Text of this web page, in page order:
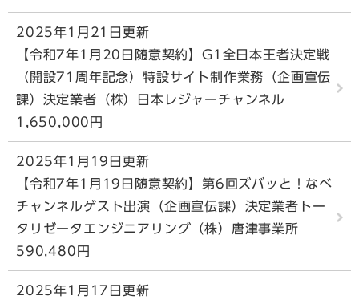
2025年1月21日更新
【令和7年1月20日随意契約】G1全日本王者決定戦
（開設71周年記念）特設サイト制作業務（企画宣伝
課）決定業者（株）日本レジャーチャンネル
1,650,000円
2025年1月19日更新
【令和7年1月19日随意契約】第6回ズバッと！なべ
チャンネルゲスト出演（企画宣伝課）決定業者トー
タリゼータエンジニアリング（株）唐津事業所
590,480円
2025年1月17日更新